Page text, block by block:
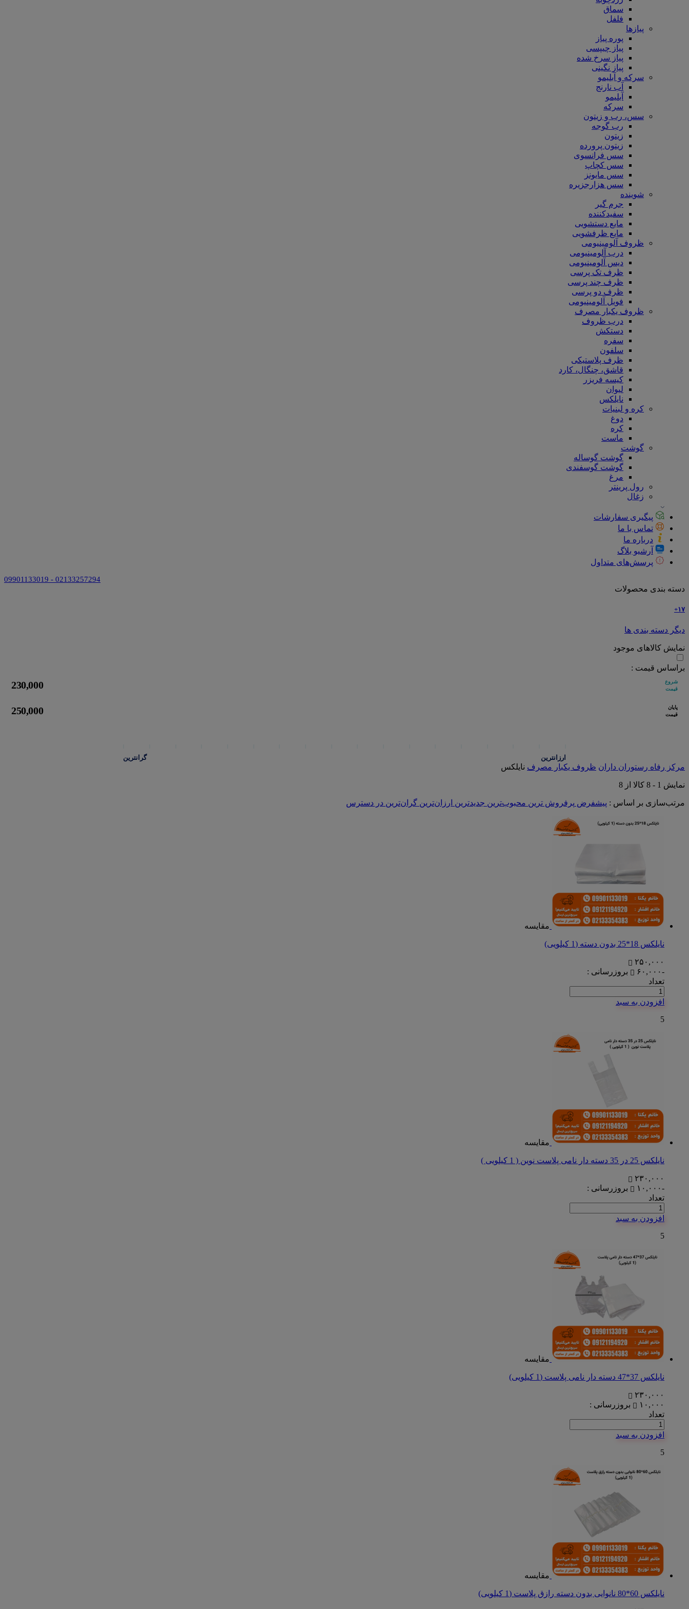
سماق
فلفل
پیازها
پوره پیاز
پیاز چیپسی
پیاز سرخ شده
پیاز نگینی
سرکه و آبلیمو
آب نارنج
آبلیمو
سرکه
سس، رب و زیتون
رب گوجه
زیتون
زیتون پرورده
سس فرانسوی
سس کچاپ
سس مایونز
سس هزارجزیره
شوینده
جرم گیر
سفیدکننده
مایع دستشویی
مایع ظرفشویی
ظروف آلومینیومی
درب آلومینیومی
دیس آلومینیومی
ظرف تک پرسی
ظرف چند پرسی
ظرف دو پرسی
فویل آلومینیومی
ظروف یکبار مصرف
درب ظروف
دستکش
سفره
سلفون
ظرف پلاستیکی
قاشق، چنگال، کارد
کیسه فریزر
لیوان
نایلکس
کره و لبنیات
دوغ
کره
ماست
گوشت
گوشت گوساله
گوشت گوسفندی
مرغ
رول پرینتر
زغال
پیگیری سفارشات
تماس با ما
درباره ما
آرشیو بلاگ
پرسش‌های متداول
09901133019 - 02133257294
دسته بندی محصولات
۱۷+
دیگر دسته بندی ها
نمایش کالاهای موجود
براساس قیمت :
شروع
قیمت
230,000
پایان
قیمت
250,000
ارزانترین گرانترین
مرکز رفاه رستوران داران ظروف یکبار مصرف نایلکس
نمایش 1
-
8 کالا از 8
مرتب‌سازی بر اساس : پیشفرض پرفروش ترین محبوب‌ترین جدیدترین ارزان‌ترین گران‌ترین در دسترس
مقایسه
نایلکس 18*25 بدون دسته (1 کیلویی)
۲۵۰,۰۰۰
-۶۰,۰۰۰
بروزرسانی :
تعداد
افزودن به سبد
5
مقایسه
نایلکس 25 در 35 دسته دار نامی پلاست نوین ( 1 کیلویی )
۲۳۰,۰۰۰
-۱۰,۰۰۰
بروزرسانی :
تعداد
افزودن به سبد
5
مقایسه
نایلکس 37*47 دسته دار نامی پلاست (1 کیلویی)
۲۳۰,۰۰۰
۱۰,۰۰۰
بروزرسانی :
تعداد
افزودن به سبد
5
مقایسه
نایلکس 60*80 نانوایی بدون دسته رازق پلاست (1 کیلویی)